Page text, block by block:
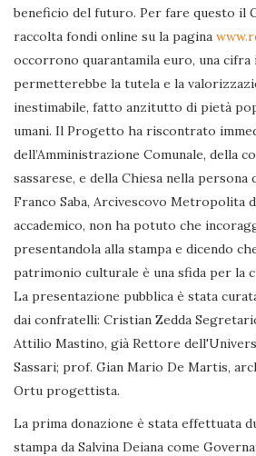
beneficio del futuro. Per fare questo il
raccolta fondi online su la pagina
occorrono quarantamila euro, una
permetterebbe la tutela e la
inestimabile, fatto anzitutto di pietà
umani. Il Progetto ha riscontrato
dell’Amministrazione Comunale, della
sassarese, e della Chiesa nella persona
Franco Saba, Arcivescovo Metropolita
accademico, non ha potuto che
presentandola alla stampa e dicendo
patrimonio culturale è una sfida per la
La presentazione pubblica è stata
dai confratelli: Cristian Zedda
Attilio Mastino, già Rettore
Sassari; prof. Gian Mario De Martis,
Ortu progettista.
La prima donazione è stata effettuata
stampa da Salvina Deiana come